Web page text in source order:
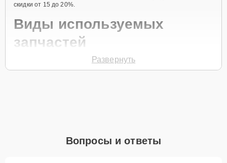
скидки от 15 до 20%.
Виды используемых
запчастей
Для ремонта фотоаппарата модели EOS 1Ds Mark II предлагаются
активное использование устройства дольше
Развернуть
Вопросы и ответы